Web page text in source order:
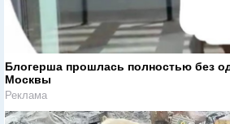
Блогерша прошлась полностью без
Москвы
Реклама